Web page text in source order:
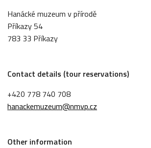
Hanácké muzeum v přírodě
Příkazy 54
783 33 Příkazy
Contact details (tour reservations)
+420 778 740 708
hanackemuzeum@nmvp.cz
Other information